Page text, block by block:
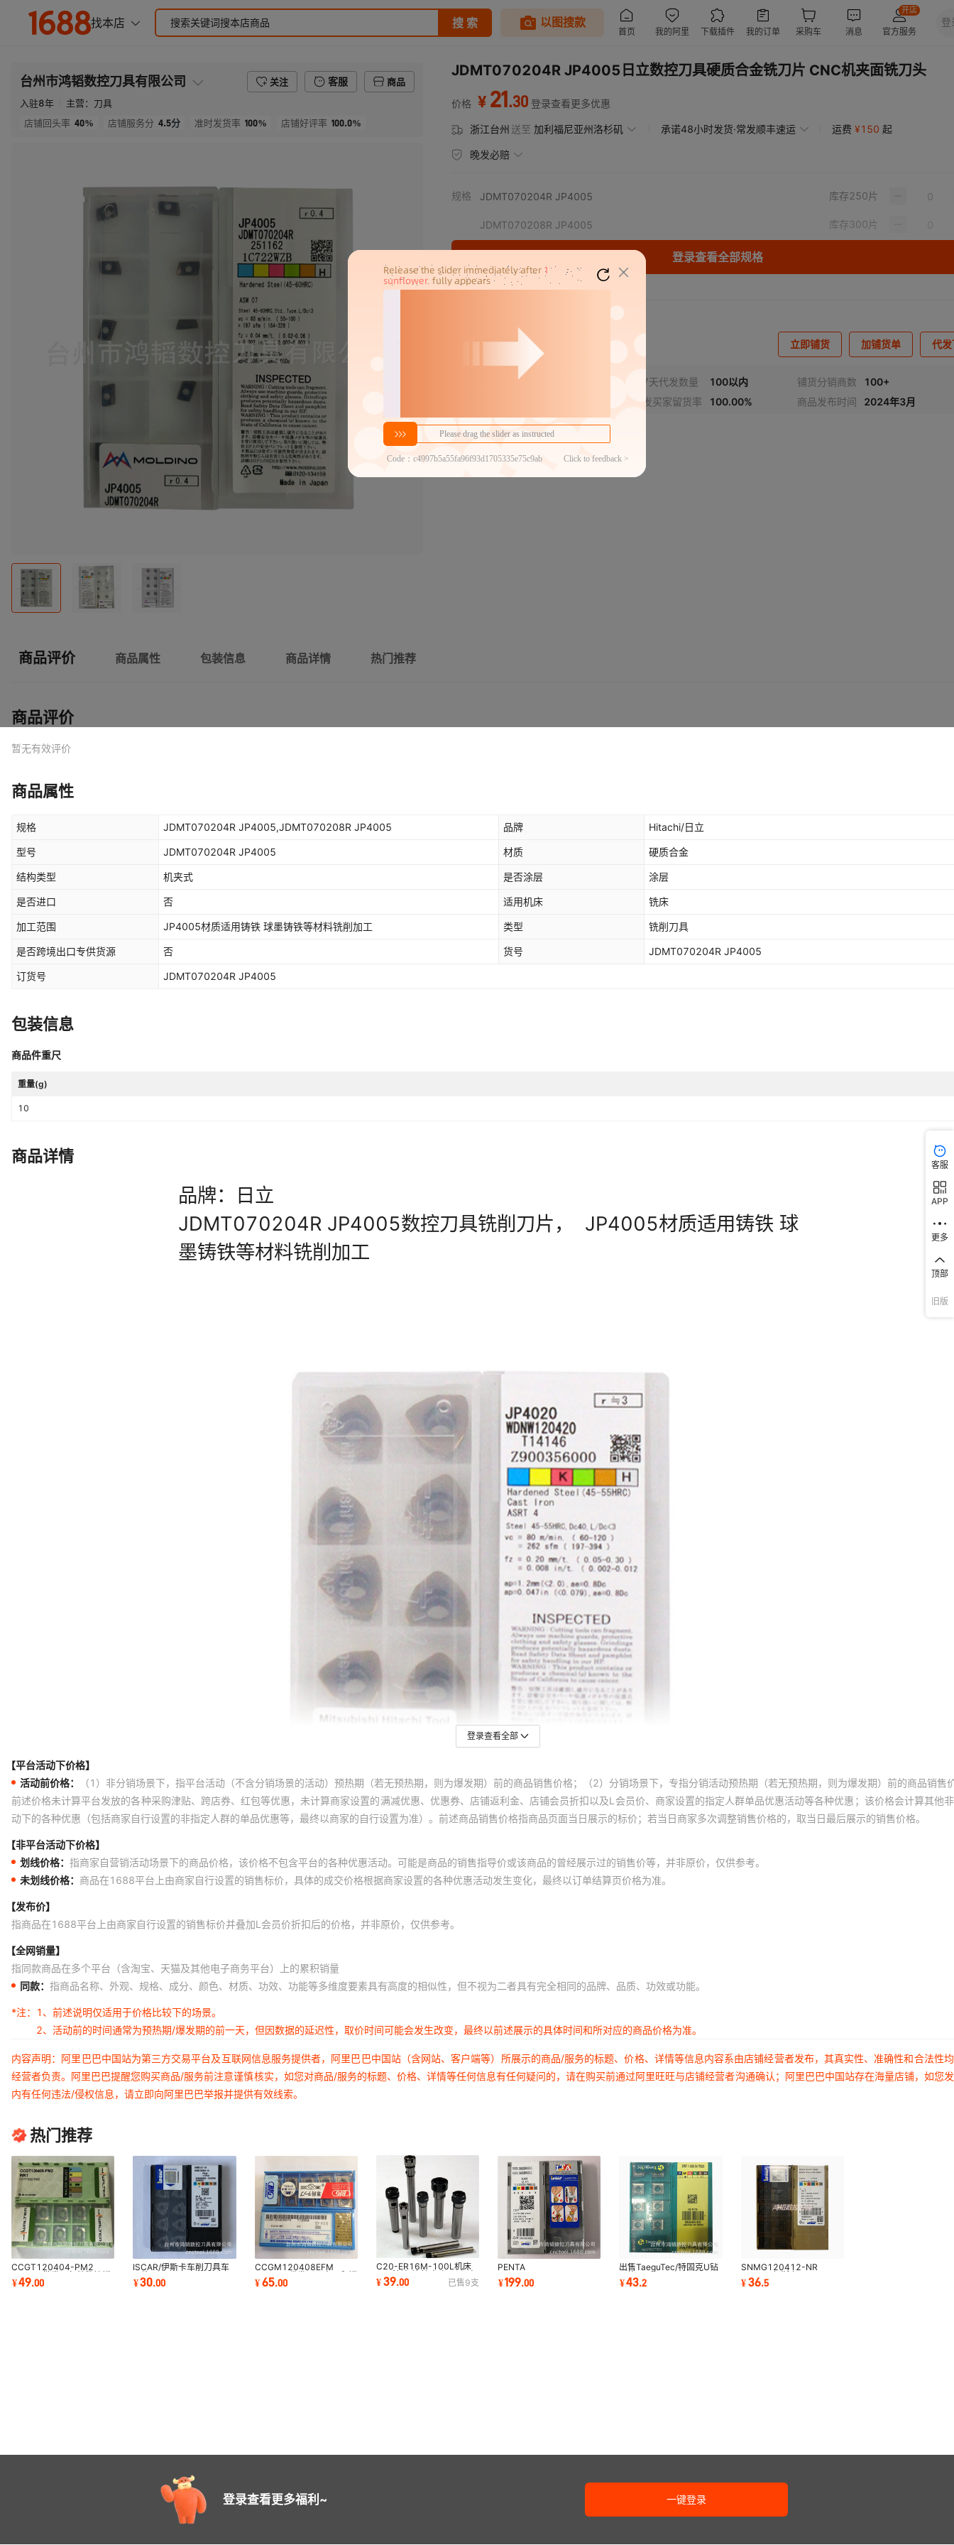
台州市鸿韬数控刀具有限公司 关注 客服
商品
入驻8年 主营： 刀具
店铺回头率 40% 店铺服务分 4.5分 准时发货率 100% 店铺好评率 100.0%
JDMT070204R JP4005日立数控刀具硬质合金铣刀片 CNC机夹面铣刀头
价格 ¥ 21.30 登录查看更多优惠
浙江台州 送至 加利福尼亚州洛杉矶 承诺48小时发货·常发顺丰速运 运费 ¥150 起
晚发必赔
规格 JDMT070204R JP4005 库存250片
JDMT070208R JP4005 库存300 片
登录查看全部规格
20.3 官方仓退货 立即铺货 加铺货单 代
近30天代发数量 近7天代发数量 100以内 铺货分销商数
100+
代发买家留货率 100.00% 商品发布时间 2024年3月
商品评价 商品属性 包装信息 商品详情 热门推荐
商品评价
暂无有效评价
商品属性
规格 JDMT070204R JP4005,JDMT070208R JP4005 品牌 Hitachi/日立
型号 JDMT070204R JP4005 材质 硬质合金
结构类型 机夹式 是否涂层 涂层
是否进口 否 适用机床 铣床
加工范围 JP4005材质适用铸铁 球墨铸铁等材料铣削加工 类型 铣削刀具
是否跨境出口专供货源 否 货号 JDMT070204R JP4005
订货号 JDMT070204R JP4005
包装信息
商品件重尺
重量(g)
10
商品详情
登录查看全部
【平台活动下价格】
活动前价格：
（1）非分销场景下，指平台活动（不含分销场景的活动）预热期（若无预热期，则为爆发期）前的商品销售价格；（2）分销场景下，专指分销活动预热期（若无预热期，则为爆发期）前的商品销售
前述价格未计算平台发放的各种采购津贴、跨店券、红包等优惠，未计算商家设置的满减优惠、优惠券、店铺返利金、店铺会员折扣以及L会员价、商家设置的指定人群单品优惠活动等各种优惠；该价格会计算其他
动下的各种优惠（包括商家自行设置的非指定人群的单品优惠等，最终以商家的自行设置为准）。前述商品销售价格指商品页面当日展示的标价；若当日商家多次调整销售价格的，取当日最后展示的销售价格。
【非平台活动下价格】
划线价格： 指商家自营销活动场景下的商品价格，该价格不包含平台的各种优惠活动。可能是商品的销售指导价或该商品的曾经展示过的销售价等，并非原价，仅供参考。
未划线价格： 商品在1688平台上由商家自行设置的销售标价，具体的成交价格根据商家设置的各种优惠活动发生变化，最终以订单结算页价格为准。
【发布价】
指商品在1688平台上由商家自行设置的销售标价并叠加L会员价折扣后的价格，并非原价，仅供参考。
【全网销量】
指同款商品在多个平台（含淘宝、天猫及其他电子商务平台）上的累积销量
同款： 指商品名称、外观、规格、成分、颜色、材质、功效、功能等多维度要素具有高度的相似性，但不视为二者具有完全相同的品牌、品质、功效或功能。
*注：
1、前述说明仅适用于价格比较下的场景。
2、活动前的时间通常为预热期/爆发期的前一天，但因数据的延迟性，取价时间可能会发生改变，最终以前述展示的具体时间和所对应的商品价格为准。
内容声明：阿里巴巴中国站为第三方交易平台及互联网信息服务提供者，阿里巴巴中国站（含网站、客户端等）所展示的商品/服务的标题、价格、详情等信息内容系由店铺经营者发布，其真实性、准确性和合法性
经营者负责。阿里巴巴提醒您购买商品/服务前注意谨慎核实，如您对商品/服务的标题、价格、详情等任何信息有任何疑问的，请在购买前通过阿里旺旺与店铺经营者沟通确认；阿里巴巴中国站存在海量店铺，如您
内有任何违法/侵权信息，请立即向阿里巴巴举报并提供有效线索。
热门推荐
CCGT120404-PM2
WXN10批发瓦尔特数控镗
孔刀片CNC机夹刀具搪刀
¥49.00
ISCAR/伊斯卡车削刀具车
刀片WNMG080404-99
PM20加工中心机夹刀粒
¥30.00
CCGM120408EFM
T1200A代发BIG/大昭和镗
孔粗车刀片 CNC机加式刀
¥65.00
C20-ER16M-100L机床
ER延长杆连接夹头 CNC高
精密直柄加长镗杆批发
¥39.00 已售9支
PENTA
24N400NF020RS IC908
伊斯卡硬质合金五角车槽刀
¥199.00
出售TaeguTec/特固克U钻
刀片SPMT110408-EM
TT8020数控暴力钻刀头
¥43.2
SNMG120412-NR
IC8250伊斯卡ISCAR刀具
车削刀片CNC机床开槽刀
¥36.5
登录查看更多福利~ 一键登录
客服
APP
更多
顶部
旧版